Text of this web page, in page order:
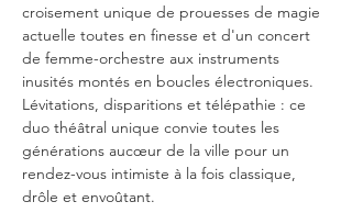
croisement unique de prouesses de magie
actuelle toutes en finesse et d'un concert
de femme-orchestre aux instruments
inusités montés en boucles électroniques.
Lévitations, disparitions et télépathie : ce
duo théâtral unique convie toutes les
générations aucœur de la ville pour un
rendez-vous intimiste à la fois classique,
drôle et envoûtant.